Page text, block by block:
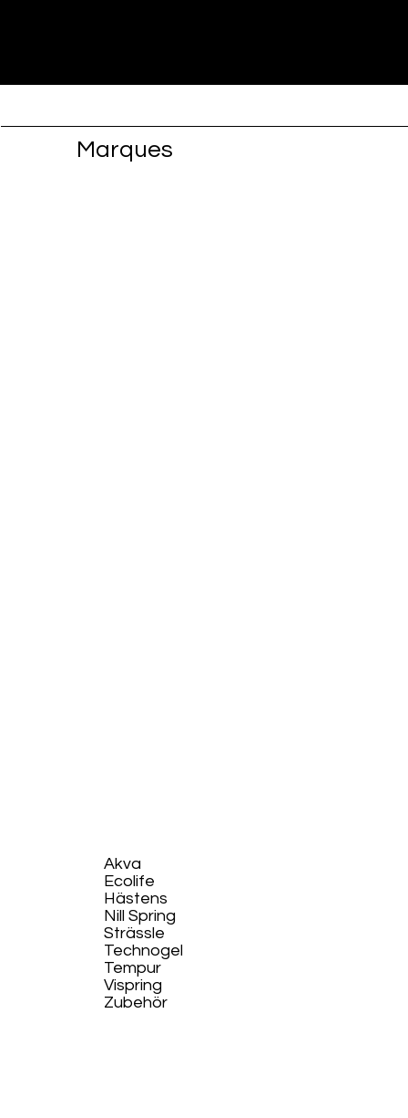
Marques
Akva
Ecolife​
Hästens
Nill Spring
Strässle
Technogel
Tempur
Vispring
Zubehör